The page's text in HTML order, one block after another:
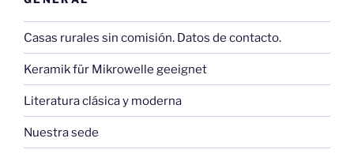
Casas rurales sin comisión. Datos de contacto.
Keramik für Mikrowelle geeignet
Literatura clásica y moderna
Nuestra sede